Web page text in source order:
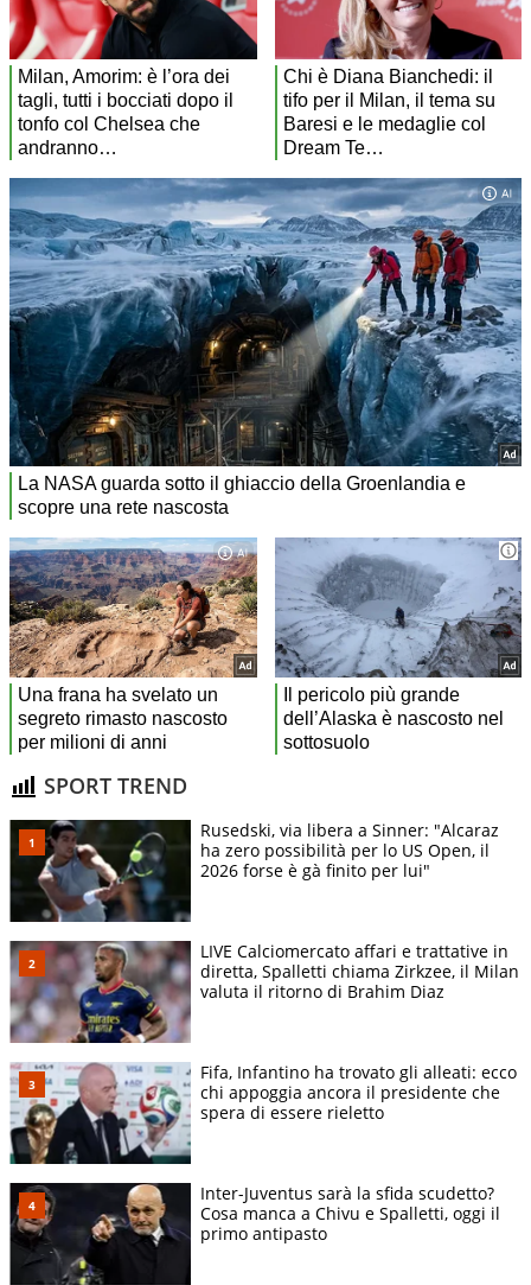
SPORT TREND
Rusedski, via libera a Sinner: "Alcaraz
ha zero possibilità per lo US Open, il
2026 forse è gà finito per lui"
LIVE Calciomercato affari e trattative in
diretta, Spalletti chiama Zirkzee, il Milan
valuta il ritorno di Brahim Diaz
Fifa, Infantino ha trovato gli alleati: ecco
chi appoggia ancora il presidente che
spera di essere rieletto
Inter-Juventus sarà la sfida scudetto?
Cosa manca a Chivu e Spalletti, oggi il
primo antipasto